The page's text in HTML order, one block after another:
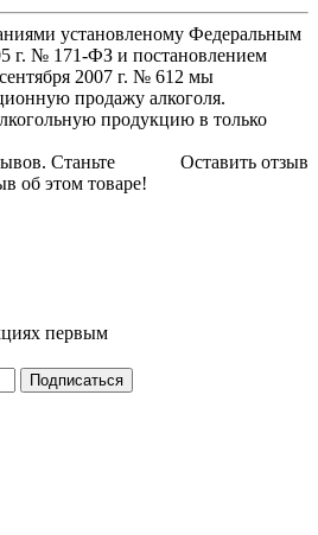
установленому Федеральным
г. № 171-ФЗ и постановлением
2007 г. № 612 мы
продажу алкоголя.
продукцию в только
Оставить отзыв
Станьте
об этом товаре!
первым